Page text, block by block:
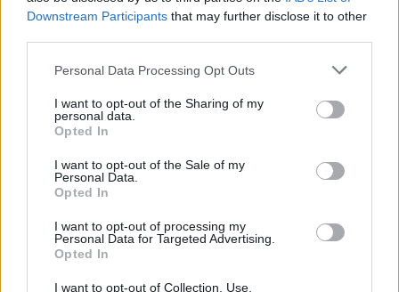
Downstream Participants that may further disclose it to other
Personal Data Processing Opt Outs
I want to opt-out of the Sharing of my
personal data.
Opted In
I want to opt-out of the Sale of my
Personal Data.
Opted In
I want to opt-out of processing my
Personal Data for Targeted Advertising.
Opted In
I want to opt-out of Collection, Use,
Köttbullar
Mittel
Hackbraten Meatloaf mit
Mittel
überbacken
Mittel